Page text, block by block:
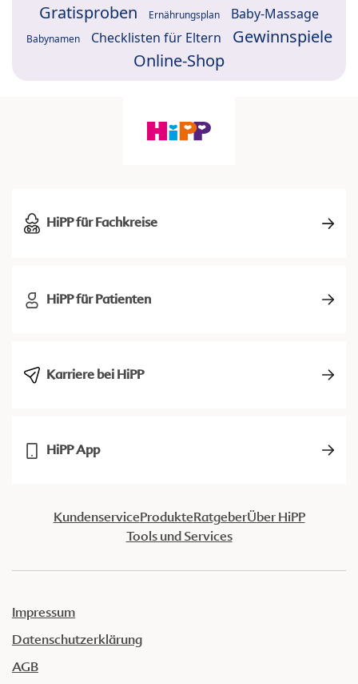
Gratisproben Ernährungsplan Baby-Massage
Babynamen Checklisten für Eltern
Gewinnspiele
Online-Shop
HiPP für Fachkreise
HiPP für Patienten
Karriere bei HiPP
HiPP App
KundenserviceProdukteRatgeberÜber HiPP
Tools und Services
Impressum
Datenschutzerklärung
AGB